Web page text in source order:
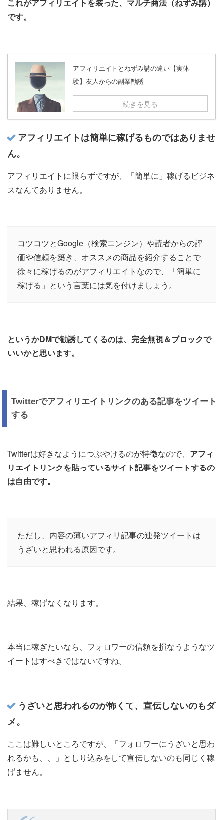
これがアフィリエイトを装った、マルチ商法（ねずみ講）
です。
アフィリエイトとねずみ講の違い【実体
験】友人からの副業勧誘
続きを見る
アフィリエイトは簡単に稼げるものではありませ
ん。
アフィリエイトに限らずですが、「簡単に」稼げるビジネ
スなんてありません。
コツコツとGoogle（検索エンジン）や読者からの評
価や信頼を築き、オススメの商品を紹介することで
徐々に稼げるのがアフィリエイトなので、「簡単に
稼げる」という言葉には気を付けましょう。
というかDMで勧誘してくるのは、完全無視＆ブロックで
いいかと思います。
Twitterでアフィリエイトリンクのある記事をツイート
する
Twitterは好きなようにつぶやけるのが特徴なので、 アフィ
リエイトリンクを貼っているサイト記事をツイートするの
は自由です。
ただし、内容の薄いアフィリ記事の連発ツイートは
うざいと思われる原因です。
結果、稼げなくなります。
本当に稼ぎたいなら、フォロワーの信頼を損なうようなツ
イートはすべきではないですね。
うざいと思われるのが怖くて、宣伝しないのもダ
メ。
ここは難しいところですが、「フォロワーにうざいと思わ
れるかも、、」としり込みをして宣伝しないのも同じく稼
げません。